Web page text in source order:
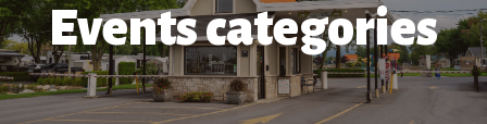
Events categories